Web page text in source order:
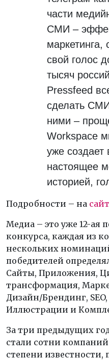
части
СМИ –
маркетинга,
свой голос
тысяч
Pressfeed
сделать
ними –
Workspace
уже создает
настоящее
историей,
Подробности – на
Медиа – это уже 12-ая
конкурса, каждая из
нескольких
победителей
Сайты, Приложения,
трансформация,
Дизайн/Брендинг,
Иллюстрации и
За три предыдущих
стали сотни компаний
степени